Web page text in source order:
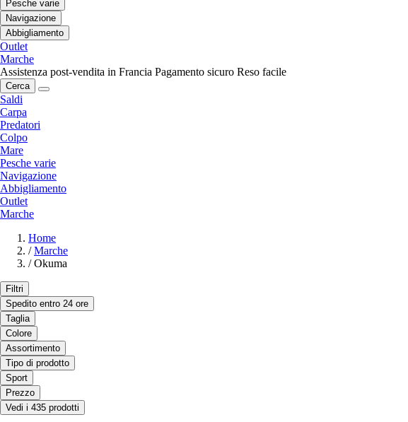
Pesche varie
Navigazione
Abbigliamento
Outlet
Marche
Assistenza post-vendita in Francia Pagamento sicuro Reso facile
Cerca
Saldi
Carpa
Predatori
Colpo
Mare
Pesche varie
Navigazione
Abbigliamento
Outlet
Marche
Home
/ Marche
/ Okuma
Filtri
Spedito entro 24 ore
Taglia
Colore
Assortimento
Tipo di prodotto
Sport
Prezzo
Vedi i 435 prodotti